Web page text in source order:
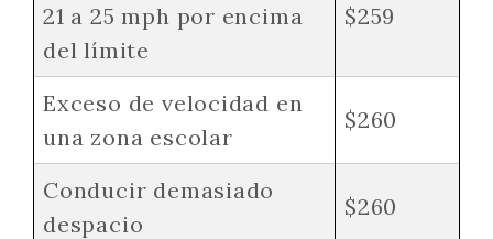
21 a 25 mph por encima
del límite
$259
Exceso de velocidad en
una zona escolar
$260
Conducir demasiado
despacio
$260